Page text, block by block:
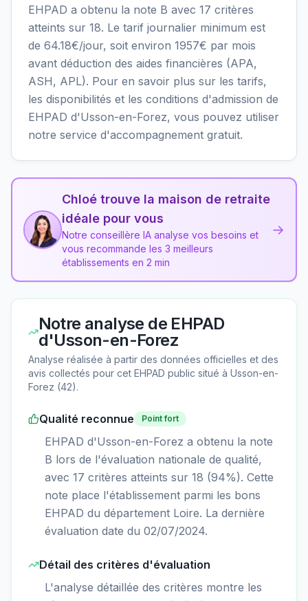
EHPAD a obtenu la note B avec 17 critères
atteints sur 18. Le tarif journalier minimum est
de 64.18€/jour, soit environ 1957€ par mois
avant déduction des aides financières (APA,
ASH, APL). Pour en savoir plus sur les tarifs,
les disponibilités et les conditions d'admission de
EHPAD d'Usson-en-Forez, vous pouvez utiliser
notre service d'accompagnement gratuit.
Chloé trouve la maison de retraite
idéale pour vous
Notre conseillère IA analyse vos besoins et
vous recommande les 3 meilleurs
établissements en 2 min
→
Notre analyse de EHPAD
d'Usson-en-Forez
Analyse réalisée à partir des données officielles et des
avis collectés pour cet EHPAD public situé à Usson-en-
Forez (42).
Qualité reconnue Point fort
EHPAD d'Usson-en-Forez a obtenu la note
B lors de l'évaluation nationale de qualité,
avec 17 critères atteints sur 18 (94%). Cette
note place l'établissement parmi les bons
EHPAD du département Loire. La dernière
évaluation date du 02/07/2024.
Détail des critères d'évaluation
L'analyse détaillée des critères montre les